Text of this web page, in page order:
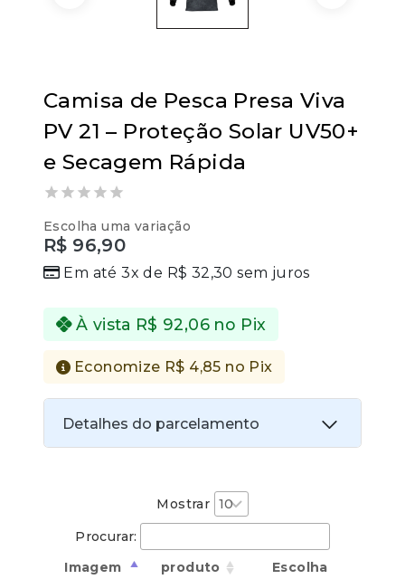
Camisa de Pesca Presa Viva
PV 21 – Proteção Solar UV50+
e Secagem Rápida
out
of
5
Escolha uma variação
R$ 96,90
Em até 3x de R$ 32,30 sem juros
À vista R$ 92,06 no Pix
Economize R$ 4,85 no Pix
Detalhes do parcelamento
92,06 Aprovação imediata
Economize
Mostrar
Procurar:
Imagem
produto Escolha